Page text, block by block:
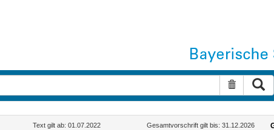
Suche
Text gilt ab: 01.07.2022
Gesamtvorschrift gilt bis: 31.12.2026